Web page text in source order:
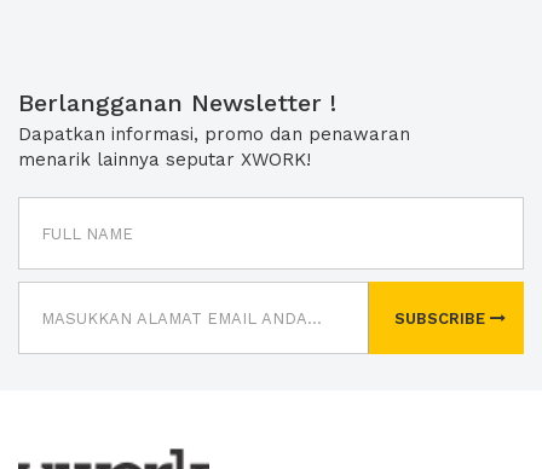
Berlangganan Newsletter !
Dapatkan informasi, promo dan penawaran
menarik lainnya seputar XWORK!
SUBSCRIBE